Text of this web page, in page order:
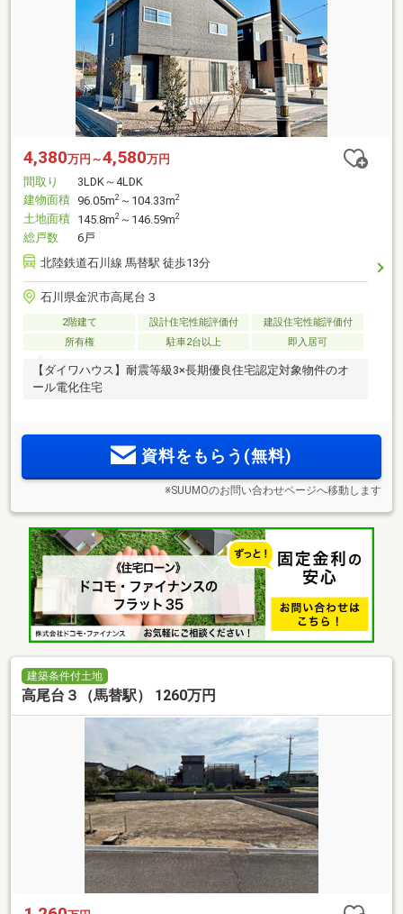
4,380万円～4,580万円
間取り
3LDK～4LDK
建物面積 96.05m2 ～104.33m2
土地面積 145.8m2 ～146.59m2
総戸数
6戸
北陸鉄道石川線 馬替駅 徒歩13分
石川県金沢市高尾台３
2階建て 設計住宅性能評価付
建設住宅性能評価付
所有権
駐車2台以上 即入居可
【ダイワハウス】耐震等級3×長期優良住宅認定対象物件のオ
ール電化住宅
資料をもらう(無料)
※SUUMOのお問い合わせページへ移動します
建築条件付土地
高尾台３（馬替駅） 1260万円